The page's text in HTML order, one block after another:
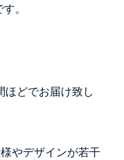
。
ほどでお届け致し
やデザインが若干